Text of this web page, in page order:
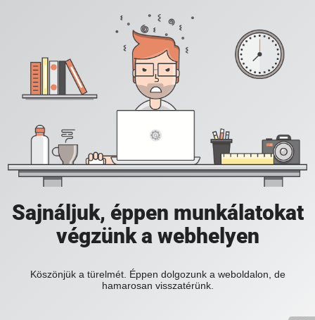
Sajnáljuk, éppen munkálatokat
végzünk a webhelyen
Köszönjük a türelmét. Éppen dolgozunk a weboldalon, de
hamarosan visszatérünk.